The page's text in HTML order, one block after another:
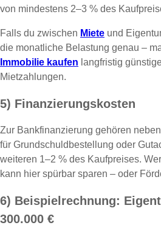
von mindestens 2–3 % des
Falls du zwischen Miete und
die monatliche Belastung genau –
Immobilie kaufen langfristig
Mietzahlungen.
5) Finanzierungskosten
Zur Bankfinanzierung gehören
für Grundschuldbestellung oder
weiteren 1–2 % des Kaufpreises.
kann hier spürbar sparen – oder
6) Beispielrechnung:
300.000 €